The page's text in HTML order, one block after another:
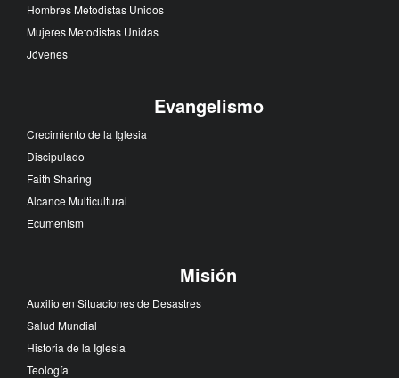
Hombres Metodistas Unidos
Mujeres Metodistas Unidas
Jóvenes
Evangelismo
Crecimiento de la Iglesia
Discipulado
Faith Sharing
Alcance Multicultural
Ecumenism
Misión
Auxilio en Situaciones de Desastres
Salud Mundial
Historia de la Iglesia
Teología